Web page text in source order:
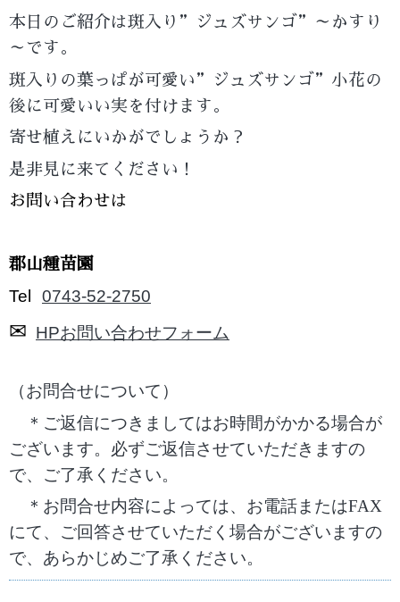
本日のご紹介は斑入り”ジュズサンゴ”～かすり
～です。
斑入りの葉っぱが可愛い”ジュズサンゴ”小花の
後に可愛いい実を付けます。
寄せ植えにいかがでしょうか？
是非見に来てください！
お問い合わせは
郡山種苗園
Tel 0743-52-2750
✉ HPお問い合わせフォーム
（お問合せについて）
＊ご返信につきましてはお時間がかかる場合が
ございます。必ずご返信させていただきますの
で、ご了承ください。
＊お問合せ内容によっては、お電話またはFAX
にて、ご回答させていただく場合がございますの
で、あらかじめご了承ください。